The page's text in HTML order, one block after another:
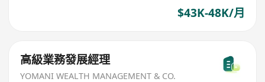
$43K-48K/月
高級業務發展經理
YOMANI WEALTH MANAGEMENT & CO.